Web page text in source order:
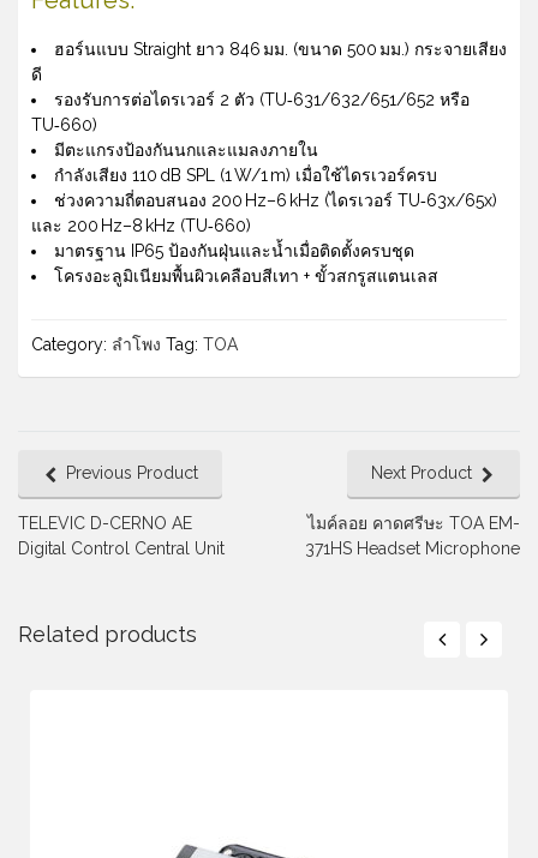
ฮอร์นแบบ Straight ยาว 846 มม. (ขนาด 500 มม.) กระจายเสียง
ดี
รองรับการต่อไดรเวอร์ 2 ตัว (TU‑631/632/651/652 หรือ
TU‑660)
มีตะแกรงป้องกันนกและแมลงภายใน
กำลังเสียง 110 dB SPL (1 W/1 m) เมื่อใช้ไดรเวอร์ครบ
ช่วงความถี่ตอบสนอง 200 Hz–6 kHz (ไดรเวอร์ TU‑63x/65x)
และ 200 Hz–8 kHz (TU‑660)
มาตรฐาน IP65 ป้องกันฝุ่นและน้ำเมื่อติดตั้งครบชุด
โครงอะลูมิเนียมพื้นผิวเคลือบสีเทา + ขั้วสกรูสแตนเลส
Category: ลำโพง Tag: TOA
Previous Product
TELEVIC D-CERNO AE
Digital Control Central Unit
Next Product
ไมค์ลอย คาดศรีษะ TOA EM-
371HS Headset Microphone
Related products